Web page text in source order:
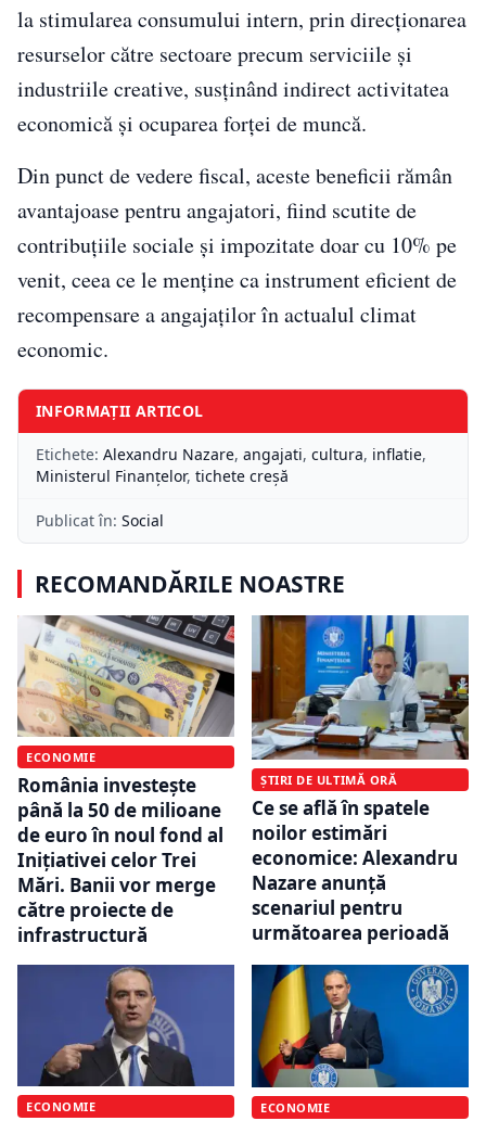
la stimularea consumului intern, prin direcționarea
resurselor către sectoare precum serviciile și
industriile creative, susținând indirect activitatea
economică și ocuparea forței de muncă.
Din punct de vedere fiscal, aceste beneficii rămân
avantajoase pentru angajatori, fiind scutite de
contribuțiile sociale și impozitate doar cu 10% pe
venit, ceea ce le menține ca instrument eficient de
recompensare a angajaților în actualul climat
economic.
INFORMAȚII ARTICOL
Etichete: Alexandru Nazare, angajati, cultura, inflatie,
Ministerul Finanțelor, tichete creșă
Publicat în: Social
RECOMANDĂRILE NOASTRE
ECONOMIE
România investește
până la 50 de milioane
de euro în noul fond al
Inițiativei celor Trei
Mări. Banii vor merge
către proiecte de
infrastructură
ȘTIRI DE ULTIMĂ ORĂ
Ce se află în spatele
noilor estimări
economice: Alexandru
Nazare anunță
scenariul pentru
următoarea perioadă
ECONOMIE ECONOMIE